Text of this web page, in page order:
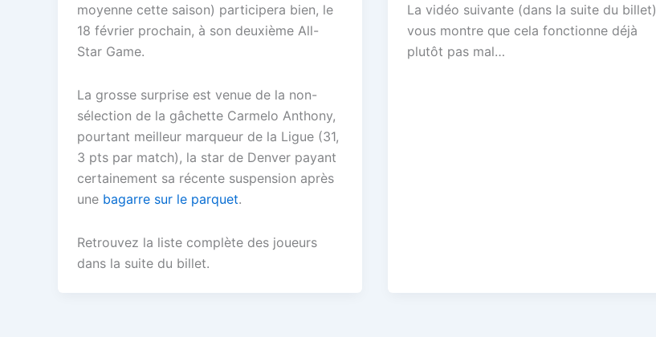
moyenne cette saison) participera bien, le
18 février prochain, à son deuxième All-
Star Game.
La grosse surprise est venue de la non-
sélection de la gâchette Carmelo Anthony,
pourtant meilleur marqueur de la Ligue (31,
3 pts par match), la star de Denver payant
certainement sa récente suspension après
une bagarre sur le parquet.
Retrouvez la liste complète des joueurs
dans la suite du billet.
La vidéo suivante (dans la suite du billet)
vous montre que cela fonctionne déjà
plutôt pas mal…